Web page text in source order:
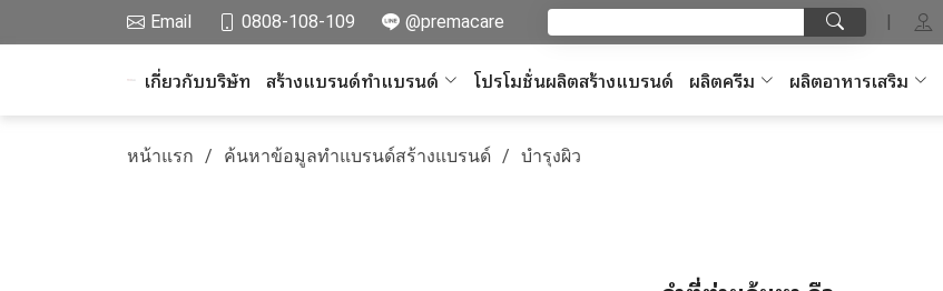
Email 0808-108-109 @premacare |
เกี่ยวกับบริษัท สร้างแบรนด์ทำแบรนด์ โปรโมชั่นผลิตสร้างแบรนด์ ผลิตครีม ผลิตอาหารเสริม
หน้าแรก ค้นหาข้อมูลทำแบรนด์สร้างแบรนด์ บำรุงผิว